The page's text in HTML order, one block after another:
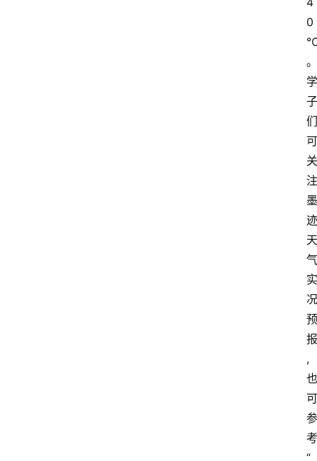
0
。
学
子
们
可
关
注
墨
迹
天
气
实
况
预
报
,
也
可
参
考
“